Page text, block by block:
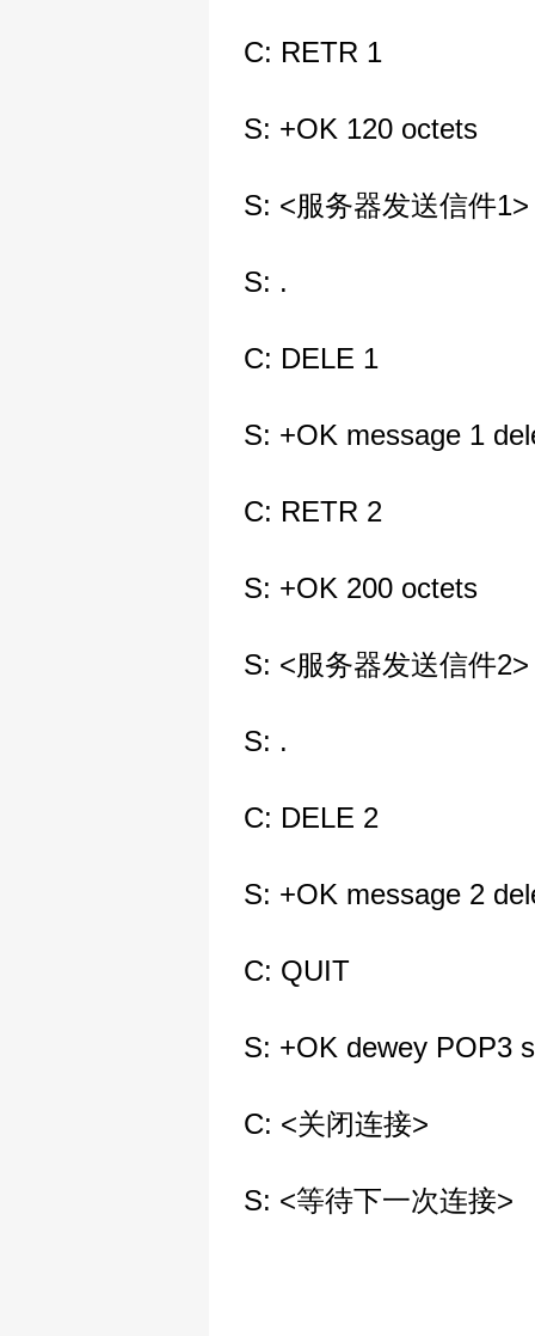
C: RETR 1
S: +OK 120 octets
S: <服务器发送信件1>
S: .
C: DELE 1
S: +OK message 1
C: RETR 2
S: +OK 200 octets
S: <服务器发送信件2>
S: .
C: DELE 2
S: +OK message 2
C: QUIT
S: +OK dewey POP3
C: <关闭连接>
S: <等待下一次连接>